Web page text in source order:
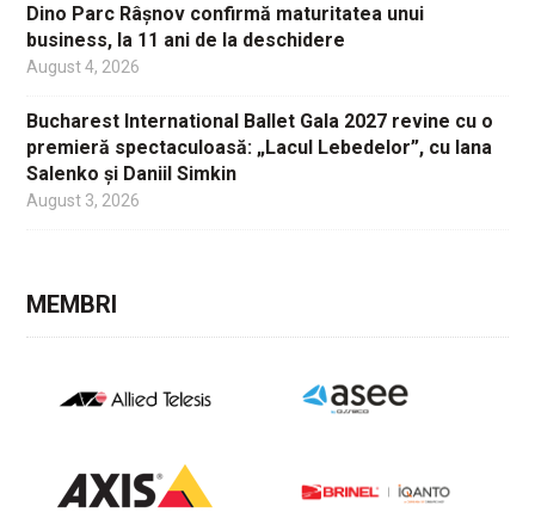
Dino Parc Râșnov confirmă maturitatea unui
business, la 11 ani de la deschidere
August 4, 2026
Bucharest International Ballet Gala 2027 revine cu o
premieră spectaculoasă: „Lacul Lebedelor”, cu Iana
Salenko și Daniil Simkin
August 3, 2026
MEMBRI